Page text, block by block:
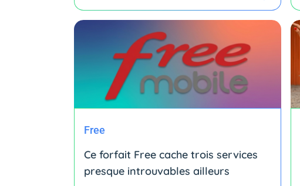
Free
Ce forfait Free cache trois services
presque introuvables ailleurs